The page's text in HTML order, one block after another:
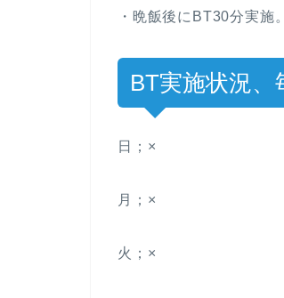
・晩飯後にBT30分実施
BT実施状況、
日；×
月；×
火；×